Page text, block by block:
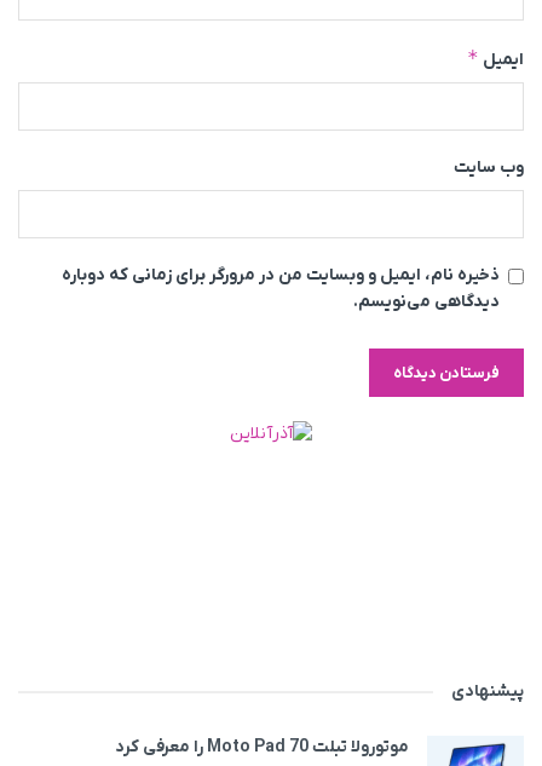
ایمیل *
وب‌ سایت
ذخیره نام، ایمیل و وبسایت من در مرورگر برای زمانی که دوباره
دیدگاهی می‌نویسم.
پیشنهادی
موتورولا تبلت Moto Pad 70 را معرفی کرد